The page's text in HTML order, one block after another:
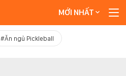
MỚI NHẤT
#Ăn ngủ Pickleball